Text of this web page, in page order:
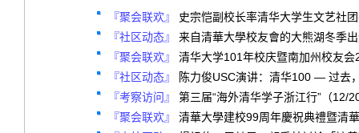
『聚会联欢』
史宗恺副校长率清华大学生文艺社
『社区动态』
来自清華大學校友會的大熊湖冬季
『聚会联欢』
清华大学101年校庆暨南加州校友
『社区动态』
陈力俊USC演讲：清华100 — 过去
『考察访问』
第三届“海外清华学子浙江行”（12/
『聚会联欢』
清華大學建校99周年慶祝典禮暨清